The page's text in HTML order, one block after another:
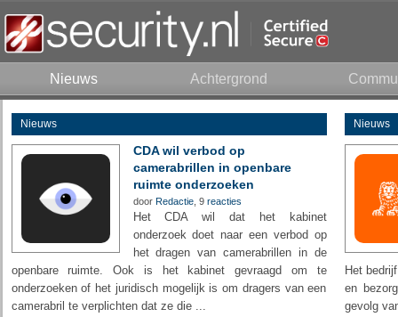
Nieuws Achtergrond
Nieuws
CDA wil verbod op
camerabrillen in openbare
ruimte onderzoeken
door Redactie, 9reacties
Het CDA wil dat het kabinet
onderzoek doet naar een verbod op
het dragen van camerabrillen in de
openbare ruimte. Ook is het kabinet gevraagd om te
onderzoeken of het juridisch mogelijk is om dragers van een
camerabril te verplichten dat ze die ...
Nieuws
Het
en
gevolg